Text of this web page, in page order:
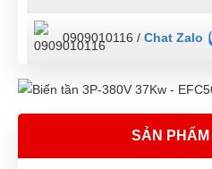
0909010116 / Chat Zalo
SẢN